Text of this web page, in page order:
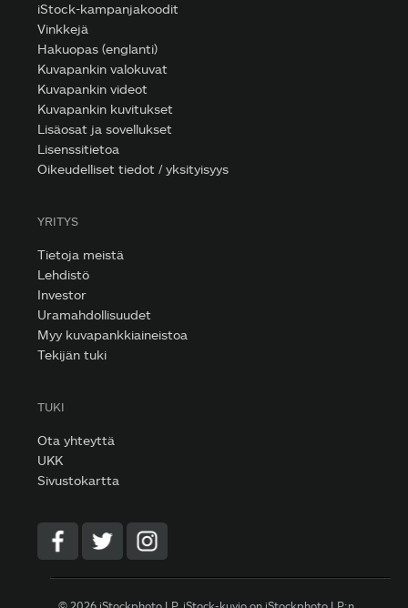
iStock-kampanjakoodit
Vinkkejä
Hakuopas (englanti)
Kuvapankin valokuvat
Kuvapankin videot
Kuvapankin kuvitukset
Lisäosat ja sovellukset
Lisenssitietoa
Oikeudelliset tiedot / yksityisyys
YRITYS
Tietoja meistä
Lehdistö
Investor
Uramahdollisuudet
Myy kuvapankkiaineistoa
Tekijän tuki
TUKI
Ota yhteyttä
UKK
Sivustokartta
© 2026 iStockphoto LP. iStock-kuvio on iStockphoto LP:n